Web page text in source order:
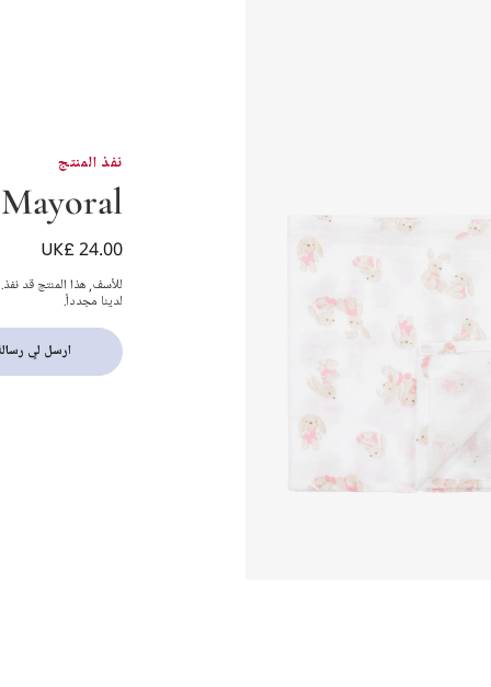
نفذ المنتج
Mayoral
موسلين قطن لون
UK£ 24.00
للأسف, هذا المنتج قد
لدينا مجدداً.
ارسل لي